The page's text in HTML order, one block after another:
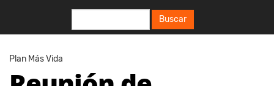
Buscar
Plan Más Vida